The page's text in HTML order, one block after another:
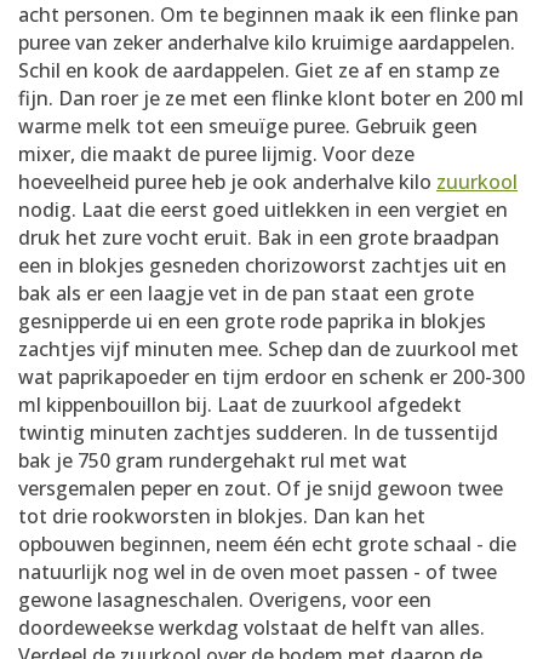
acht personen. Om te beginnen maak ik een flinke pan
puree van zeker anderhalve kilo kruimige aardappelen.
Schil en kook de aardappelen. Giet ze af en stamp ze
fijn. Dan roer je ze met een flinke klont boter en 200 ml
warme melk tot een smeuïge puree. Gebruik geen
mixer, die maakt de puree lijmig. Voor deze
hoeveelheid puree heb je ook anderhalve kilo zuurkool
nodig. Laat die eerst goed uitlekken in een vergiet en
druk het zure vocht eruit. Bak in een grote braadpan
een in blokjes gesneden chorizoworst zachtjes uit en
bak als er een laagje vet in de pan staat een grote
gesnipperde ui en een grote rode paprika in blokjes
zachtjes vijf minuten mee. Schep dan de zuurkool met
wat paprikapoeder en tijm erdoor en schenk er 200-300
ml kippenbouillon bij. Laat de zuurkool afgedekt
twintig minuten zachtjes sudderen. In de tussentijd
bak je 750 gram rundergehakt rul met wat
versgemalen peper en zout. Of je snijd gewoon twee
tot drie rookworsten in blokjes. Dan kan het
opbouwen beginnen, neem één echt grote schaal - die
natuurlijk nog wel in de oven moet passen - of twee
gewone lasagneschalen. Overigens, voor een
doordeweekse werkdag volstaat de helft van alles.